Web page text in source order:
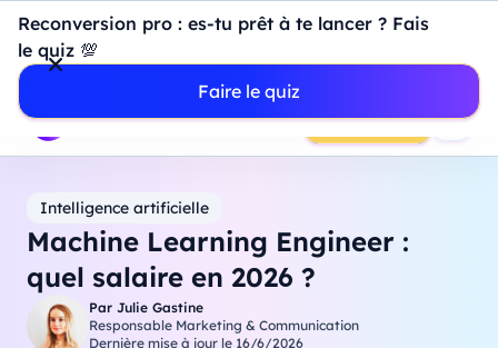
Reconversion pro : es-tu prêt à te lancer ? Fais
le quiz 💯
Faire le quiz
Introduction à Power BI : construisez votre premier
dashboard de A à Z
- Mardi 11 Août
18h00
Professionnels
Étudiants Parents Entreprises
Prendre RDV
Intelligence artificielle
Machine Learning Engineer :
quel salaire en 2026 ?
Par Julie Gastine
Responsable Marketing & Communication
Dernière mise à jour le 16/6/2026